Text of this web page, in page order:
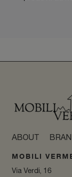
ABOUT
MOBILI
Via Verdi, 16